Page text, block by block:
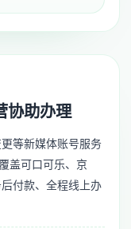
协助办理
等新媒体账号服务
盖可口可乐、京
付款、全程线上办